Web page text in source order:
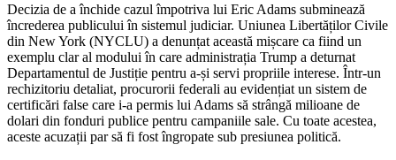
Decizia de a închide cazul împotriva lui Eric Adams subminează
încrederea publicului în sistemul judiciar. Uniunea Libertăților Civile
din New York (NYCLU) a denunțat această mișcare ca fiind un
exemplu clar al modului în care administrația Trump a deturnat
Departamentul de Justiție pentru a-și servi propriile interese. Într-un
rechizitoriu detaliat, procurorii federali au evidențiat un sistem de
certificări false care i-a permis lui Adams să strângă milioane de
dolari din fonduri publice pentru campaniile sale. Cu toate acestea,
aceste acuzații par să fi fost îngropate sub presiunea politică.